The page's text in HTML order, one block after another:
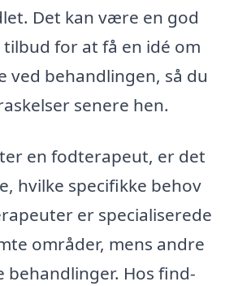
Det kan være en god
for at få en idé om
ved behandlingen, så du
senere hen.
en fodterapeut, er det
hvilke specifikke behov
er specialiserede
områder, mens andre
Hos find-